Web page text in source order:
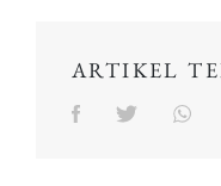
ARTIKEL